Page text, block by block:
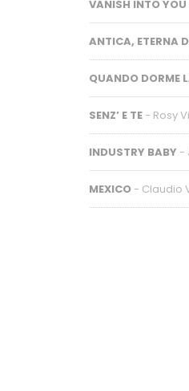
VANISH INTO YOU
ANTICA, ETERNA
QUANDO DORME
SENZ’ E TE - Rosy
INDUSTRY BABY -
MEXICO - Claudio